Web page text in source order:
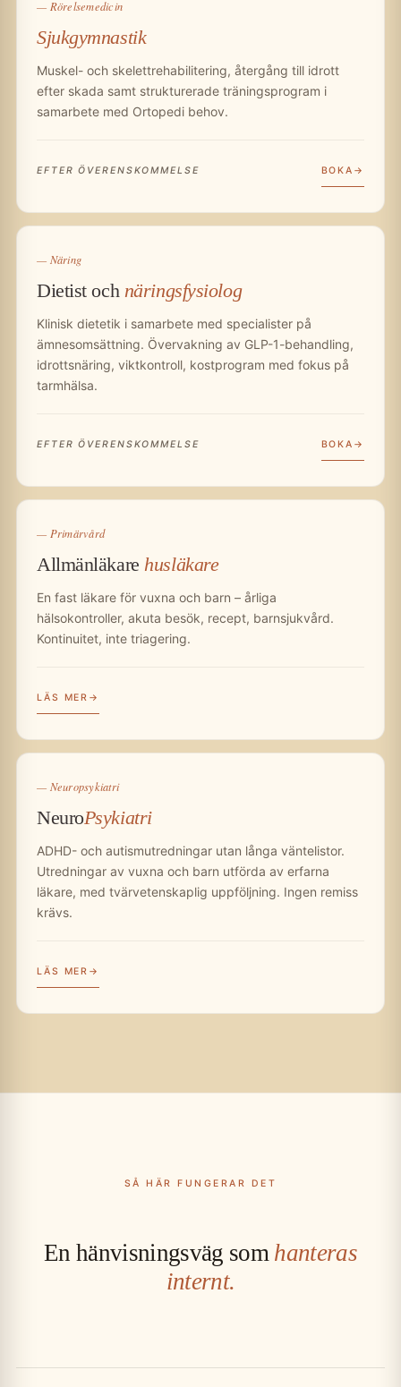
— Rörelsemedicin
Sjukgymnastik
Muskel- och skelettrehabilitering, återgång till idrott
efter skada samt strukturerade träningsprogram i
samarbete med Ortopedi behov.
EFTER ÖVERENSKOMMELSE BOKA
— Näring
Dietist och näringsfysiolog
Klinisk dietetik i samarbete med specialister på
ämnesomsättning. Övervakning av GLP-1-behandling,
idrottsnäring, viktkontroll, kostprogram med fokus på
tarmhälsa.
EFTER ÖVERENSKOMMELSE BOKA
— Primärvård
Allmänläkare husläkare
En fast läkare för vuxna och barn – årliga
hälsokontroller, akuta besök, recept, barnsjukvård.
Kontinuitet, inte triagering.
LÄS MER
— Neuropsykiatri
NeuroPsykiatri
ADHD- och autismutredningar utan långa väntelistor.
Utredningar av vuxna och barn utförda av erfarna
läkare, med tvärvetenskaplig uppföljning. Ingen remiss
krävs.
LÄS MER
SÅ HÄR FUNGERAR DET
En hänvisningsväg som hanteras
internt.